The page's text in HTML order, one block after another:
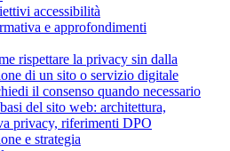
accessibilità
e approfondimenti
rispettare la privacy sin dalla
di un sito o servizio digitale
il consenso quando necessario
del sito web: architettura,
privacy, riferimenti DPO
e strategia